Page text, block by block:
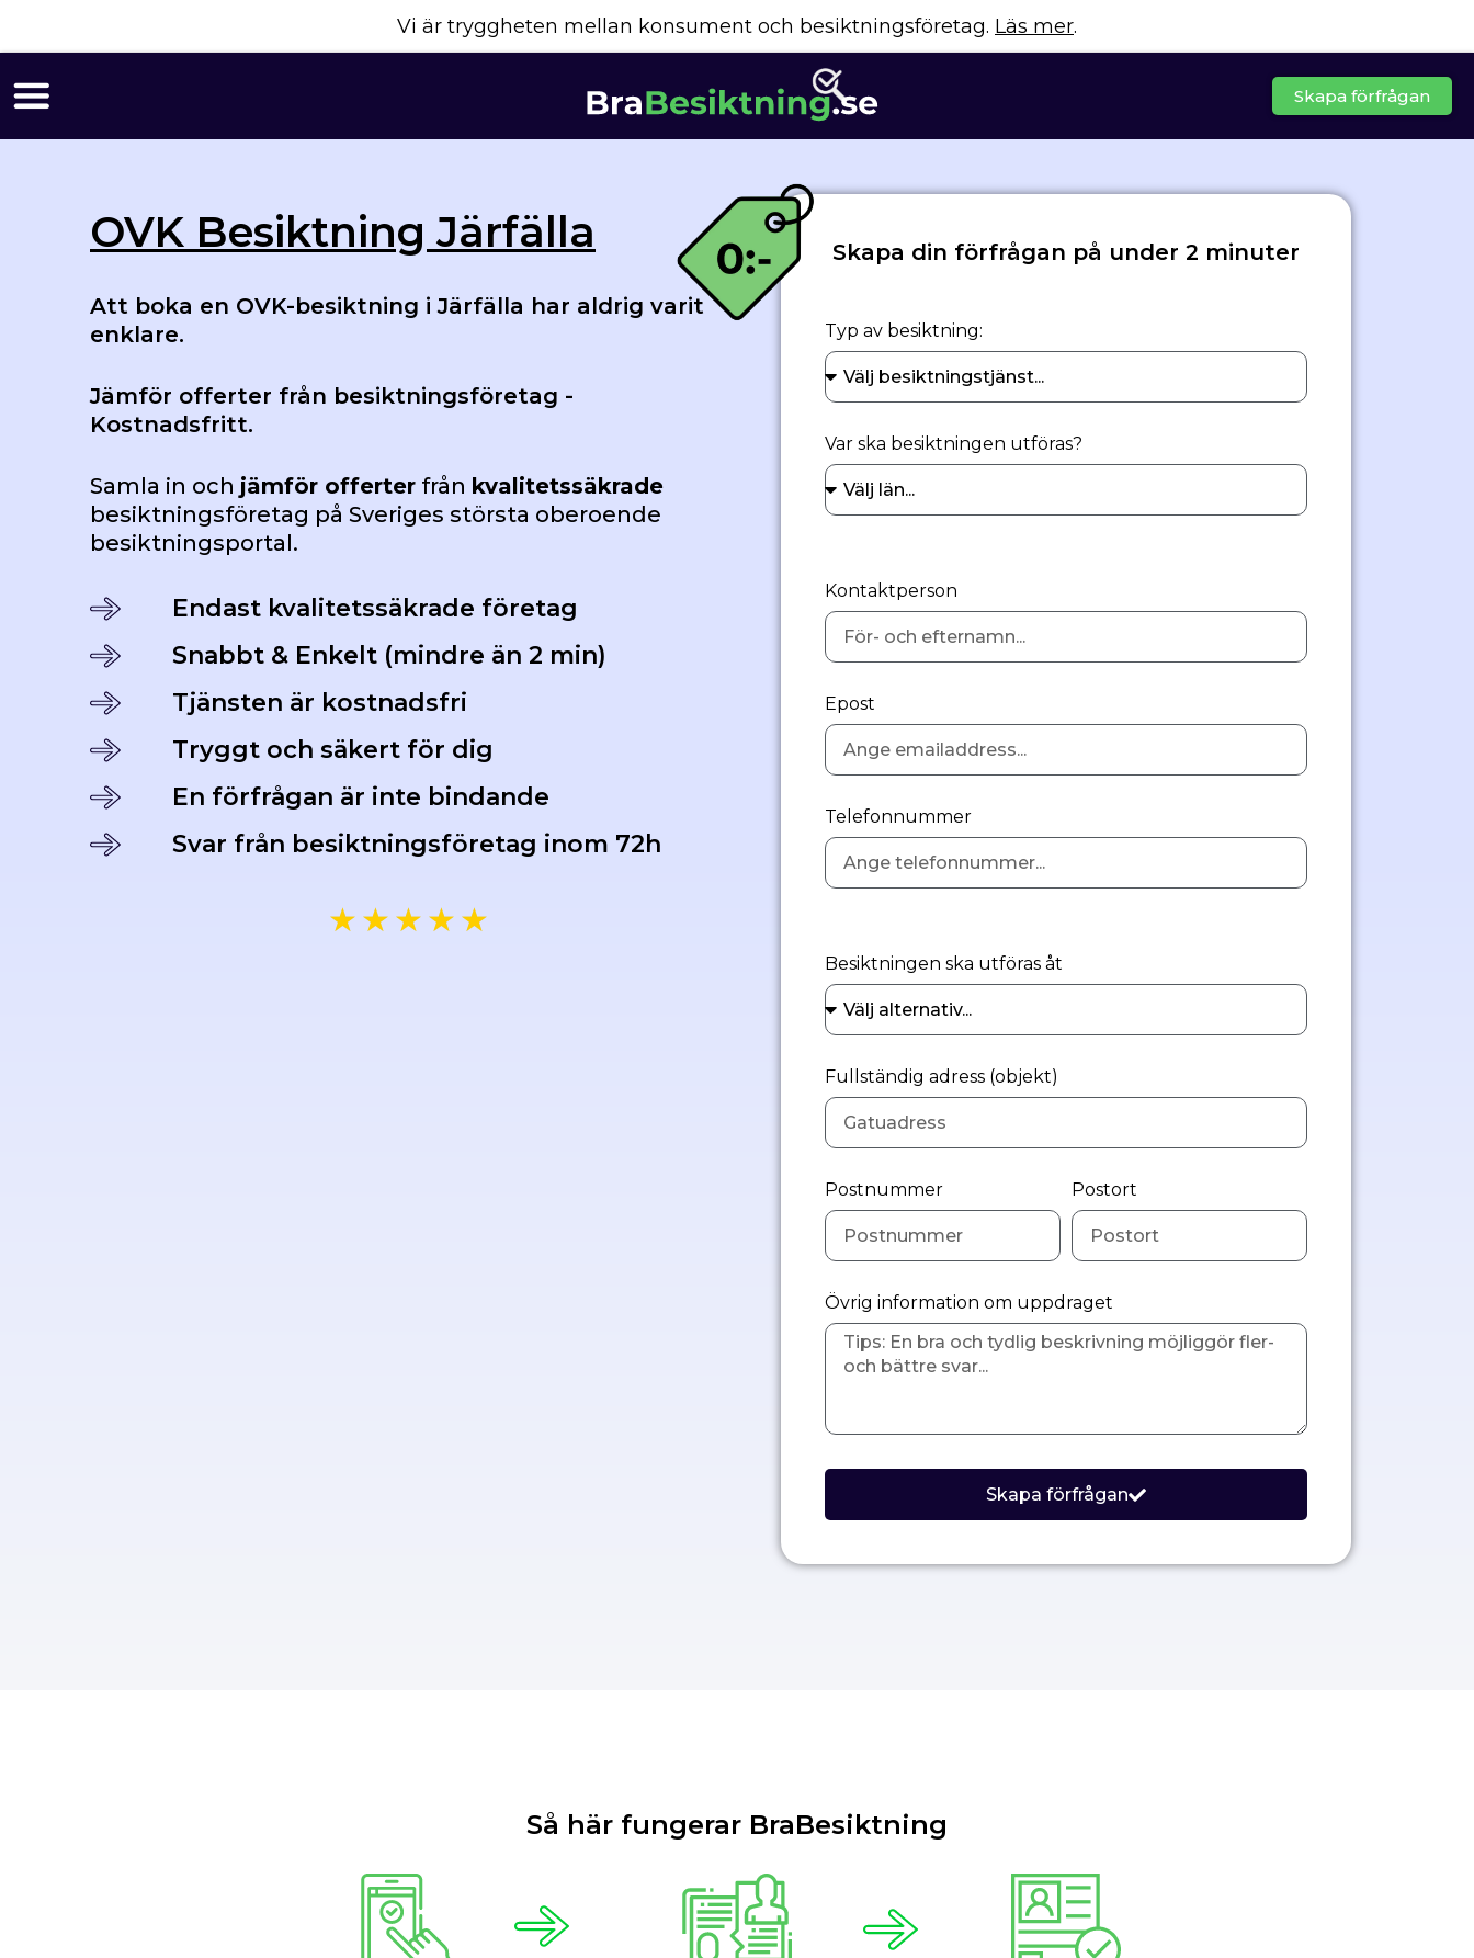
Vi är tryggheten mellan konsument och besiktningsföretag. Läs mer.
Skapa förfrågan
OVK Besiktning Järfälla
Att boka en OVK-besiktning i Järfälla har aldrig varit
enklare.
Jämför offerter från besiktningsföretag -
Kostnadsfritt.
Samla in och jämför offerter från kvalitetssäkrade
besiktningsföretag på Sveriges största oberoende
besiktningsportal.
Endast kvalitetssäkrade företag
Snabbt & Enkelt (mindre än 2 min)
Tjänsten är kostnadsfri
Tryggt och säkert för dig
En förfrågan är inte bindande
Svar från besiktningsföretag inom 72h
★ ★ ★ ★ ★
Skapa din förfrågan på under 2 minuter
Typ av besiktning:
Var ska besiktningen utföras?
Kontaktperson
Epost
Telefonnummer
Besiktningen ska utföras åt
Fullständig adress (objekt)
Postnummer Postort
Övrig information om uppdraget
Skapa förfrågan
Så här fungerar BraBesiktning